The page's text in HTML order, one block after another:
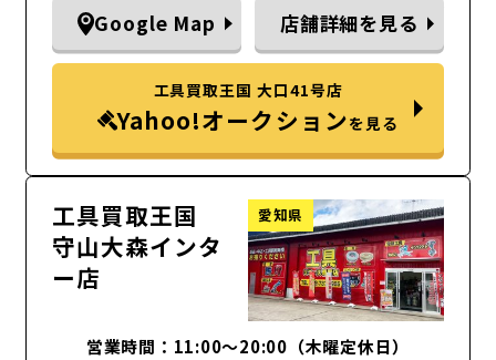
Google Map 店舗詳細を見る
工具買取王国 大口41号店
Yahoo!オークションを見る
工具買取王国
守山大森インタ
ー店
愛知県
営業時間：11:00～20:00（木曜定休日）